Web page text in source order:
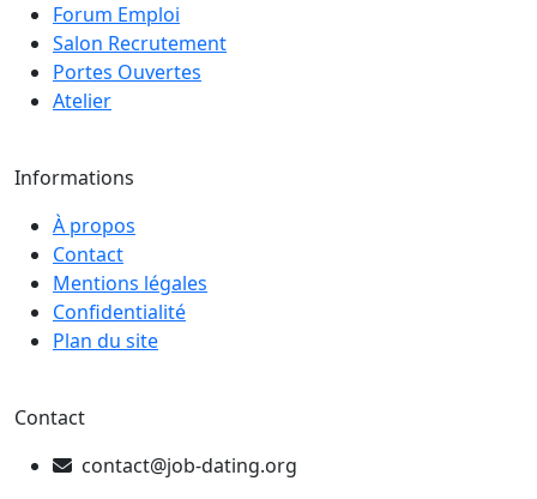
Forum Emploi
Salon Recrutement
Portes Ouvertes
Atelier
Informations
À propos
Contact
Mentions légales
Confidentialité
Plan du site
Contact
contact@job-dating.org